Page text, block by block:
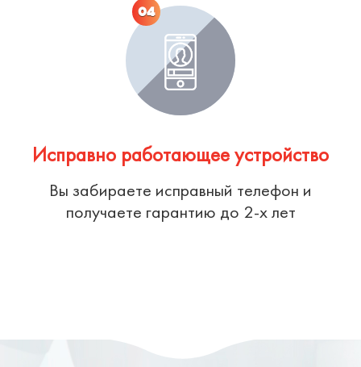
04
Исправно работающее устройство
Вы забираете исправный телефон и
получаете гарантию до 2-х лет